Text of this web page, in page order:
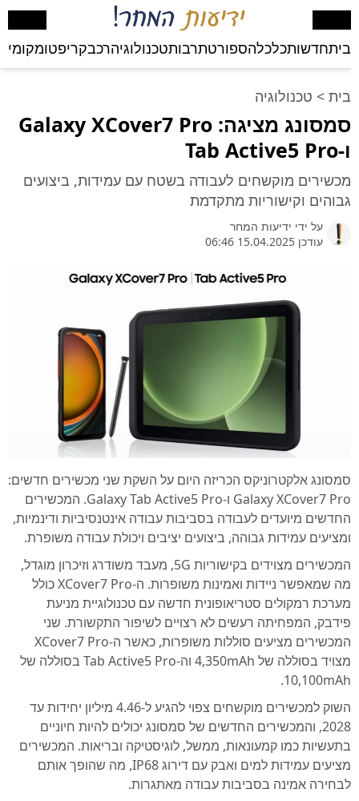
ביתחדשותכלכלהספורטתרבותטכנולוגיהרכבקריפטומקומי
בית > טכנולוגיה
סמסונג מציגה: Galaxy XCover7 Pro
ו-Tab Active5 Pro
מכשירים מוקשחים לעבודה בשטח עם עמידות, ביצועים
גבוהים וקישוריות מתקדמת
על ידי ידיעות המחר
עודכן 15.04.2025 06:46
סמסונג אלקטרוניקס הכריזה היום על השקת שני מכשירים חדשים:
Galaxy XCover7 Pro ו-Galaxy Tab Active5 Pro. המכשירים
החדשים מיועדים לעבודה בסביבות עבודה אינטנסיביות ודינמיות,
ומציעים עמידות גבוהה, ביצועים יציבים ויכולת עבודה משופרת.
המכשירים מצוידים בקישוריות 5G, מעבד משודרג וזיכרון מוגדל,
מה שמאפשר ניידות ואמינות משופרות. ה-XCover7 Pro כולל
מערכת רמקולים סטריאופונית חדשה עם טכנולוגיית מניעת
פידבק, המפחיתה רעשים לא רצויים לשיפור התקשורת. שני
המכשירים מציעים סוללות משופרות, כאשר ה-XCover7 Pro
מצויד בסוללה של 4,350mAh וה-Tab Active5 Pro בסוללה של
10,100mAh.
השוק למכשירים מוקשחים צפוי להגיע ל-4.46 מיליון יחידות עד
2028, והמכשירים החדשים של סמסונג יכולים להיות חיוניים
בתעשיות כמו קמעונאות, ממשל, לוגיסטיקה ובריאות. המכשירים
מציעים עמידות למים ואבק עם דירוג IP68, מה שהופך אותם
לבחירה אמינה בסביבות עבודה מאתגרות.